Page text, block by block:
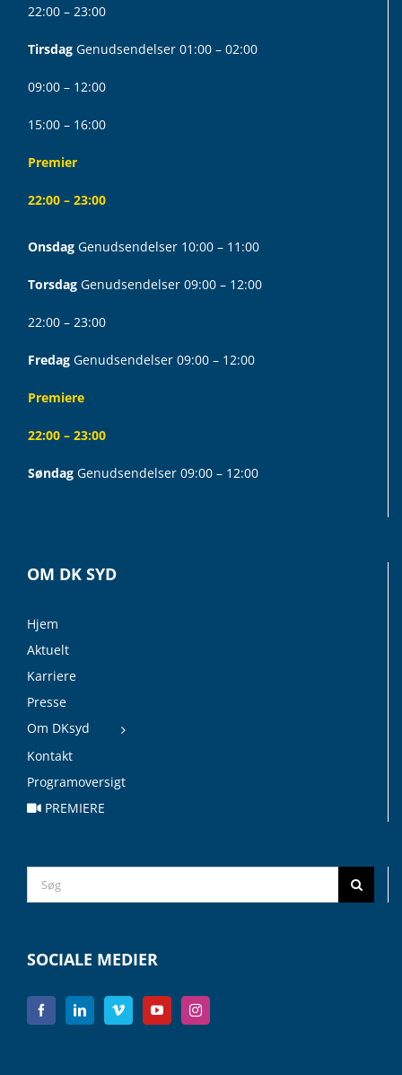
22:00 – 23:00
Tirsdag Genudsendelser 01:00 – 02:00
09:00 – 12:00
15:00 – 16:00
Premier
22:00 – 23:00
Onsdag Genudsendelser 10:00 – 11:00
Torsdag Genudsendelser 09:00 – 12:00
22:00 – 23:00
Fredag Genudsendelser 09:00 – 12:00
Premiere
22:00 – 23:00
Søndag Genudsendelser 09:00 – 12:00
OM DK SYD
Hjem
Aktuelt
Karriere
Presse
Om DKsyd
Kontakt
Programoversigt
PREMIERE
Search
for:
SOCIALE MEDIER